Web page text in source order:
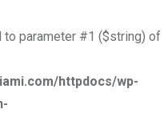
to parameter #1 ($string) of
httpdocs/wp-